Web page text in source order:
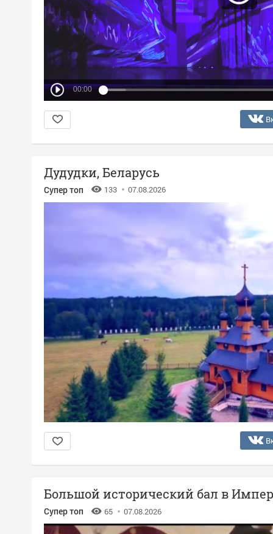
00:00
Дудудки, Беларусь
Супер топ 133 07.08.2026
Большой исторический бал в
Супер топ 65 07.08.2026